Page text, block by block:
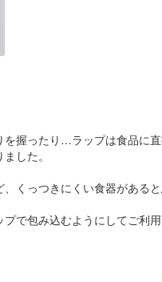
握ったり…ラップは食品に直
した。
くっつきにくい食器がある
で包み込むようにしてご利用